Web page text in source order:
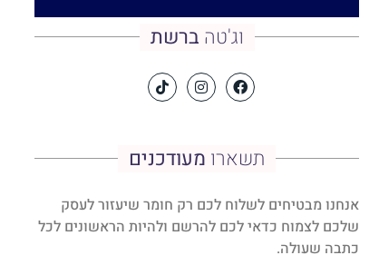
וג'טה ברשת
תשארו מעודכנים
אנחנו מבטיחים לשלוח לכם רק חומר שיעזור לעסק
שלכם לצמוח כדאי לכם להרשם ולהיות הראשונים לכל
כתבה שעולה.